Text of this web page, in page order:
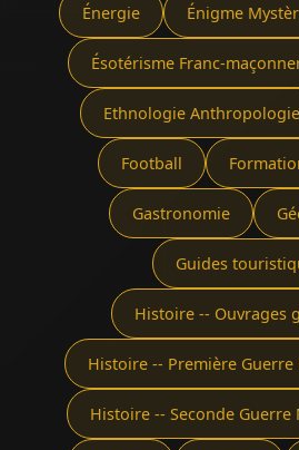
Énergie Énigme
Ésotérisme Franc-
Ethnologie Anthropologie
Football
Gastronomie
Guides
Histoire -- Ouvrages
Histoire -- Première Guerre
Histoire -- Seconde Guerre